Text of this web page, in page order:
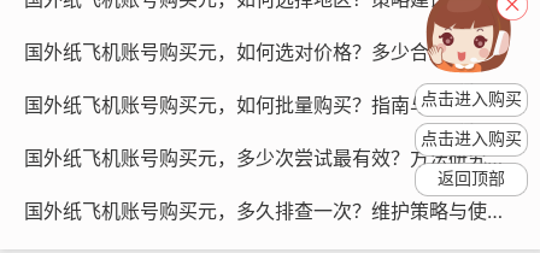
定期更新密码：定期更换账号密码，降低账号被破解的风
险，建议使用密码管理工具，记录和管理多个账号的密国外纸飞机账号购买元，如何选对价格？多少合适的研究与对比！
国外纸飞机账号购买元，如何批量购买？指南与使用引导方法！
国外纸飞机账号购买元，多少次尝试最有效？方法研究与预测！
国外纸飞机账号购买元，多久排查一次？维护策略与使用提示！
点击进入购买
点击进入购买
返回顶部